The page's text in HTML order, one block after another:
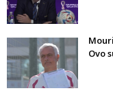
Ovo